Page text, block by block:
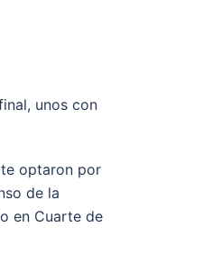
unos con
optaron por
de la
en Cuarte de